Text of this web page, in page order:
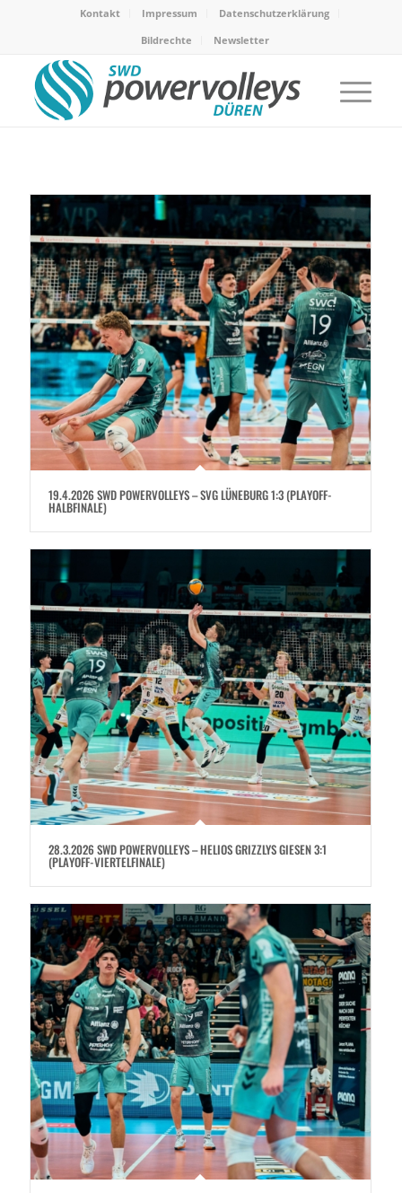
Kontakt Impressum
Datenschutzerklärung
Bildrechte
Newsletter
19.4.2026 SWD POWERVOLLEYS – SVG LÜNEBURG 1:3 (PLAYOFF-
HALBFINALE)
28.3.2026 SWD POWERVOLLEYS – HELIOS GRIZZLYS GIESEN 3:1
(PLAYOFF-VIERTELFINALE)